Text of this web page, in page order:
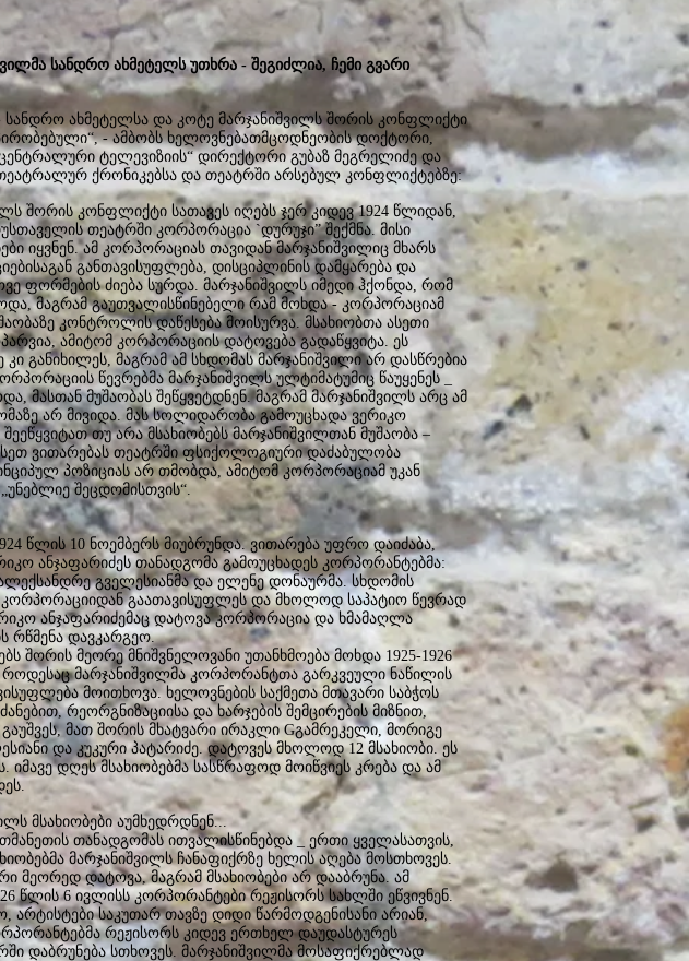
სანდრო ახმეტელს უთხრა - შეგიძლია, ჩემი გვარი
ახმეტელსა და კოტე მარჯანიშვილს შორის კონფლიქტი
- ამბობს ხელოვნებათმცოდნეობის დოქტორი,
ტელევიზიის“ დირექტორი გუბაზ მეგრელიძე და
ქრონიკებსა და თეატრში არსებულ კონფლიქტებზე:
კონფლიქტი სათავეს იღებს ჯერ კიდევ 1924 წლიდან,
თეატრში კორპორაცია `დურუჯი” შექმნა. მისი
იყვნენ. ამ კორპორაციას თავიდან მარჯანიშვილიც მხარს
განთავისუფლება, დისციპლინის დამყარება და
ფორმების ძიება სურდა. მარჯანიშვილს იმედი ჰქონდა, რომ
მაგრამ გაუთვალისწინებელი რამ მოხდა - კორპორაციამ
კონტროლის დაწესება მოისურვა. მსახიობთა ასეთი
ამიტომ კორპორაციის დატოვება გადაწყვიტა. ეს
კი განიხილეს, მაგრამ ამ სხდომას მარჯანიშვილი არ დასწრებია
წევრებმა მარჯანიშვილს ულტიმატუმიც წაუყენეს _
მასთან მუშაობას შეწყვეტდნენ. მაგრამ მარჯანიშვილს არც ამ
არ მივიდა. მას სოლიდარობა გამოუცხადა ვერიკო
თუ არა მსახიობებს მარჯანიშვილთან მუშაობა –
ვითარებას თეატრში ფსიქოლოგიური დაძაბულობა
პოზიციას არ თმობდა, ამიტომ კორპორაციამ უკან
შეცდომისთვის“.
წლის 10 ნოემბერს მიუბრუნდა. ვითარება უფრო დაიძაბა,
ანჯაფარიძეს თანადგომა გამოუცხადეს კორპორანტებმა:
ალექსანდრე გველესიანმა და ელენე დონაურმა. სხდომის
გაათავისუფლეს და მხოლოდ საპატიო წევრად
ანჯაფარიძემაც დატოვა კორპორაცია და ხმამაღლა
რწმენა დავკარგეო.
შორის მეორე მნიშვნელოვანი უთანხმოება მოხდა 1925-1926
მარჯანიშვილმა კორპორანტთა გარკვეული ნაწილის
მოითხოვა. ხელოვნების საქმეთა მთავარი საბჭოს
რეორგნიზაციისა და ხარჯების შემცირების მიზნით,
გაუშვეს, მათ შორის მხატვარი ირაკლი Gგამრეკელი, მორიგე
და კუკური პატარიძე. დატოვეს მხოლოდ 12 მსახიობი. ეს
დღეს მსახიობებმა სასწრაფოდ მოიწვიეს კრება და ამ
მსახიობები აუმხედრდნენ...
თანადგომას ითვალისწინებდა _ ერთი ყველასათვის,
მარჯანიშვილს ჩანაფიქრზე ხელის აღება მოსთხოვეს.
მეორედ დატოვა, მაგრამ მსახიობები არ დააბრუნა. ამ
წლის 6 ივლისს კორპორანტები რეჟისორს სახლში ეწვივნენ.
არტისტები საკუთარ თავზე დიდი წარმოდგენისანი არიან,
რეჟისორს კიდევ ერთხელ დაუდასტურეს
დაბრუნება სთხოვეს. მარჯანიშვილმა მოსაფიქრებლად